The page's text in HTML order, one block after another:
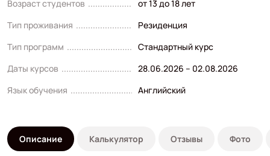
Возраст студентов
от 13 до 18 лет
Тип проживания
Резиденция
Тип программ
Стандартный курс
Даты курсов
28.06.2026 – 02.08.2026
Язык обучения
Английский
Описание Калькулятор Отзывы Фото